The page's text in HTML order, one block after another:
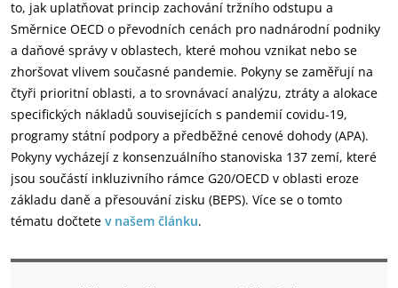
to, jak uplatňovat princip zachování tržního odstupu a
Směrnice OECD o převodních cenách pro nadnárodní podniky
a daňové správy v oblastech, které mohou vznikat nebo se
zhoršovat vlivem současné pandemie. Pokyny se zaměřují na
čtyři prioritní oblasti, a to srovnávací analýzu, ztráty a alokace
specifických nákladů souvisejících s pandemií covidu-19,
programy státní podpory a předběžné cenové dohody (APA).
Pokyny vycházejí z konsenzuálního stanoviska 137 zemí, které
jsou součástí inkluzivního rámce G20/OECD v oblasti eroze
základu daně a přesouvání zisku (BEPS). Více se o tomto
tématu dočtete v našem článku.